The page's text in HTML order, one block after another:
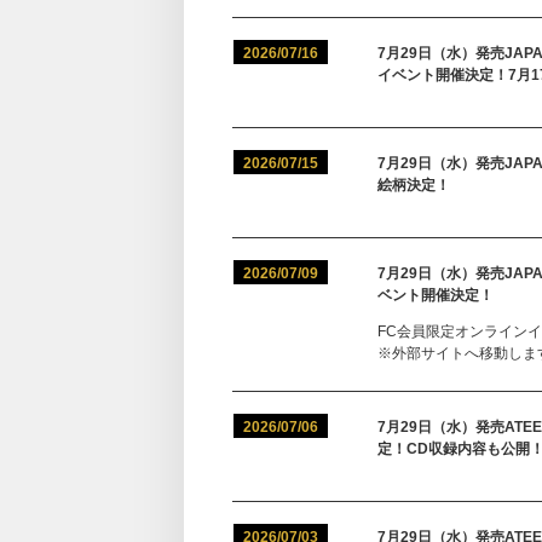
2026/07/16
7月29日（水）発売
イベント開催決定！7月
2026/07/15
7月29日（水）発売
絵柄決定！
2026/07/09
7月29日（水）発売
ベント開催決定！
FC会員限定オンライン
※外部サイトへ移動しま
2026/07/06
7月29日（水）発売
定！CD収録内容も公開
2026/07/03 7月29日（水）発売